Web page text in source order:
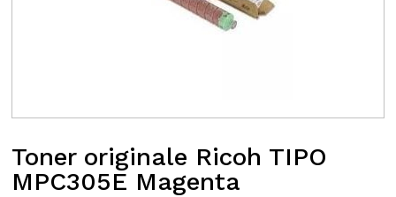
Toner originale Ricoh TIPO
MPC305E Magenta